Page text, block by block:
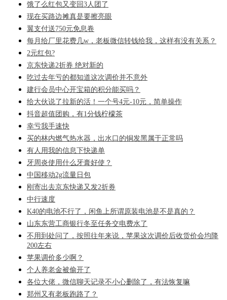
饿了么红包又变回3人团了
现在买路边摊真是要擦亮眼
翼支付送750元免息卷
每月给厂里花费几w，老板微信转钱给我，这样有没有关系？
2元红包?
京东快递2折券 绝对新的
吃过去年亏的都知道这次调价并不意外
建行会员中心开宝箱的积分能买吗？
给大伙说了拉新的活！一个号4元-10元，简单操作
抖音超值团购，有1分钱柠檬茶
幸亏我手速快
买的林内燃气热水器，出水口的铜发黑属于正常吗
有人用我的信息下快递单
牙周炎使用什么牙膏好使？
中国移动2g流量日包
刚寄出去京东快递又发2折券
中行速度
K40的电池不行了，闲鱼上所谓原装电池是不是真的？
山东东营工商银行冬至任务交电费水了
不用到处问了，按照往年来说，苹果这次调价后收货价会均降
200左右
苹果调价多少啊？
个人养老金被偷开了
各位大佬，微信聊天记录不小心删除了，有法恢复嘛
郑州又有老板跑路了？